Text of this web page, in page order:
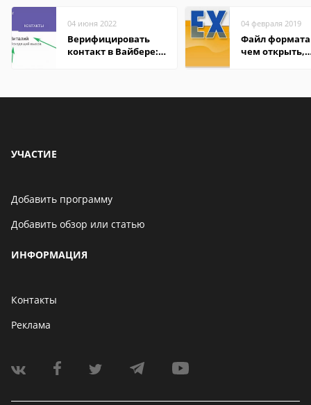
04 июня 2022
Верифицировать
контакт в Вайбере:
04 февраля 2019
Файл
чем открыть,
УЧАСТИЕ
Добавить программу
Добавить обзор или статью
ИНФОРМАЦИЯ
Контакты
Реклама